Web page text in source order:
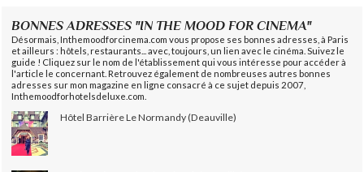
BONNES ADRESSES "IN THE MOOD FOR CINEMA"
Désormais, Inthemoodforcinema.com vous propose ses bonnes adresses, à Paris
et ailleurs : hôtels, restaurants... avec, toujours, un lien avec le cinéma. Suivez le
guide ! Cliquez sur le nom de l'établissement qui vous intéresse pour accéder à
l'article le concernant. Retrouvez également de nombreuses autres bonnes
adresses sur mon magazine en ligne consacré à ce sujet depuis 2007,
Inthemoodforhotelsdeluxe.com.
Hôtel Barrière Le Normandy (Deauville)